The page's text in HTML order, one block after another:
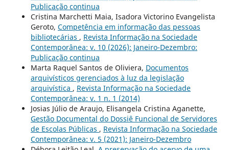
Publicação continua
Cristina Marchetti Maia, Isadora Victorino Evangelista
Geroto, Competência em informação das pessoas
bibliotecárias , Revista Informação na Sociedade
Contemporânea: v. 10 (2026): Janeiro-Dezembro:
Publicação continua
Marta Raquel Santos de Oliviera, Documentos
arquivísticos gerenciados à luz da legislação
arquivística , Revista Informação na Sociedade
Contemporânea: v. 1 n. 1 (2014)
Josias Júlio de Araujo, Elisangela Cristina Aganette,
Gestão Documental do Dossiê Funcional de Servidores
de Escolas Públicas , Revista Informação na Sociedade
Contemporânea: v. 5 (2021): Janeiro-Dezembro